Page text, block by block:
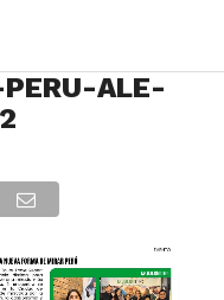
ALE-